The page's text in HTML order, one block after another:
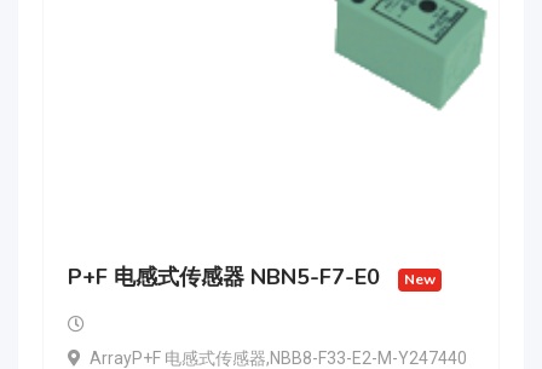
P+F 电感式传感器 NBN5-F7-E0 New
ArrayP+F 电感式传感器,NBB8-F33-E2-M-Y247440